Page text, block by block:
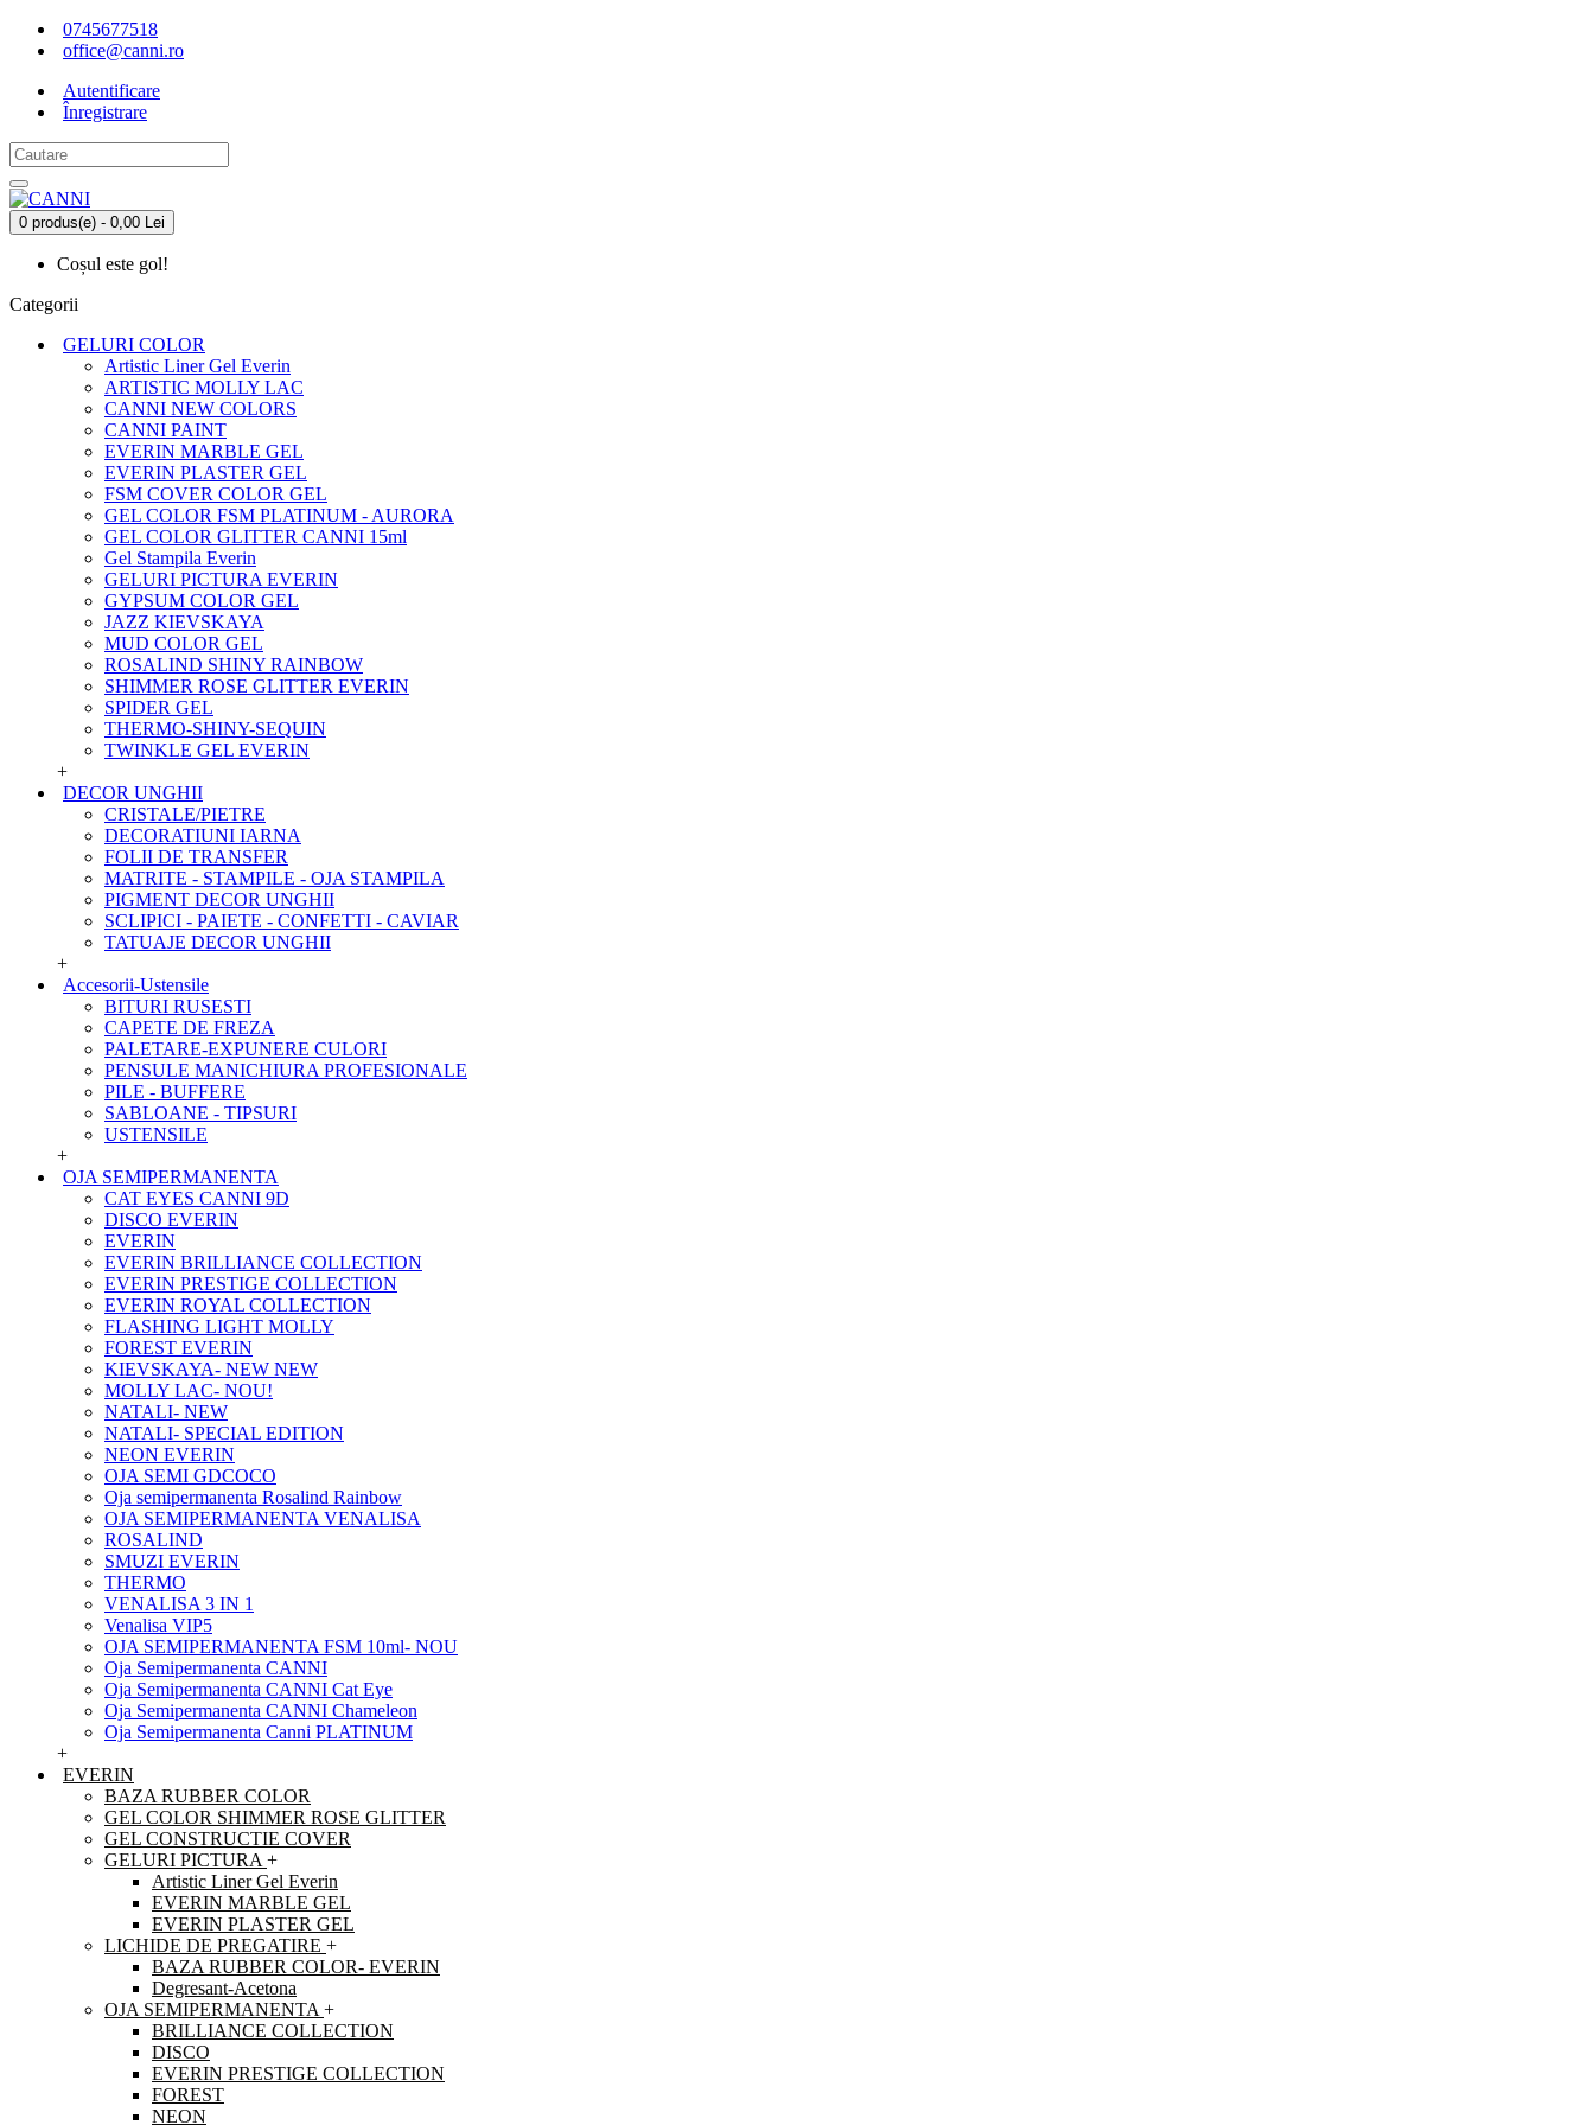
0745677518
office@canni.ro
Autentificare
Înregistrare
0 produs(e) - 0,00 Lei
Coșul este gol!
Categorii
GELURI COLOR
Artistic Liner Gel Everin
ARTISTIC MOLLY LAC
CANNI NEW COLORS
CANNI PAINT
EVERIN MARBLE GEL
EVERIN PLASTER GEL
FSM COVER COLOR GEL
GEL COLOR FSM PLATINUM - AURORA
GEL COLOR GLITTER CANNI 15ml
Gel Stampila Everin
GELURI PICTURA EVERIN
GYPSUM COLOR GEL
JAZZ KIEVSKAYA
MUD COLOR GEL
ROSALIND SHINY RAINBOW
SHIMMER ROSE GLITTER EVERIN
SPIDER GEL
THERMO-SHINY-SEQUIN
TWINKLE GEL EVERIN
+
DECOR UNGHII
CRISTALE/PIETRE
DECORATIUNI IARNA
FOLII DE TRANSFER
MATRITE - STAMPILE - OJA STAMPILA
PIGMENT DECOR UNGHII
SCLIPICI - PAIETE - CONFETTI - CAVIAR
TATUAJE DECOR UNGHII
+
Accesorii-Ustensile
BITURI RUSESTI
CAPETE DE FREZA
PALETARE-EXPUNERE CULORI
PENSULE MANICHIURA PROFESIONALE
PILE - BUFFERE
SABLOANE - TIPSURI
USTENSILE
+
OJA SEMIPERMANENTA
CAT EYES CANNI 9D
DISCO EVERIN
EVERIN
EVERIN BRILLIANCE COLLECTION
EVERIN PRESTIGE COLLECTION
EVERIN ROYAL COLLECTION
FLASHING LIGHT MOLLY
FOREST EVERIN
KIEVSKAYA- NEW NEW
MOLLY LAC- NOU!
NATALI- NEW
NATALI- SPECIAL EDITION
NEON EVERIN
OJA SEMI GDCOCO
Oja semipermanenta Rosalind Rainbow
OJA SEMIPERMANENTA VENALISA
ROSALIND
SMUZI EVERIN
THERMO
VENALISA 3 IN 1
Venalisa VIP5
OJA SEMIPERMANENTA FSM 10ml- NOU
Oja Semipermanenta CANNI
Oja Semipermanenta CANNI Cat Eye
Oja Semipermanenta CANNI Chameleon
Oja Semipermanenta Canni PLATINUM
+
EVERIN
BAZA RUBBER COLOR
GEL COLOR SHIMMER ROSE GLITTER
GEL CONSTRUCTIE COVER
GELURI PICTURA +
Artistic Liner Gel Everin
EVERIN MARBLE GEL
EVERIN PLASTER GEL
LICHIDE DE PREGATIRE +
BAZA RUBBER COLOR- EVERIN
Degresant-Acetona
OJA SEMIPERMANENTA +
BRILLIANCE COLLECTION
DISCO
EVERIN PRESTIGE COLLECTION
FOREST
NEON